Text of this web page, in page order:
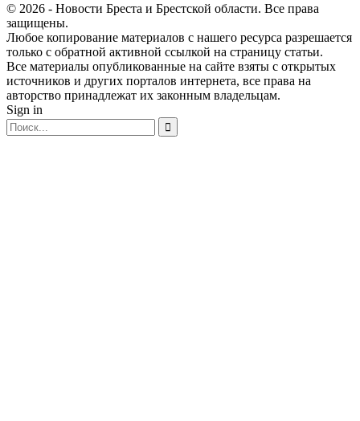
© 2026 - Новости Бреста и Брестской области. Все права
защищены.
Любое копирование материалов с нашего ресурса разрешается
только с обратной активной ссылкой на страницу статьи.
Все материалы опубликованные на сайте взяты с открытых
источников и других порталов интернета, все права на
авторство принадлежат их законным владельцам.
Sign in